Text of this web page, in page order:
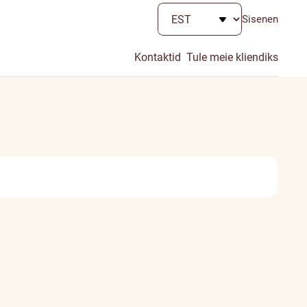
Sisenen
Kontaktid Tule meie kliendiks